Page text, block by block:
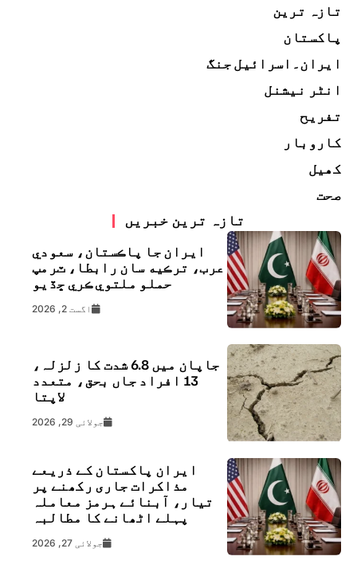
تازہ ترین
پاکستان
ایران۔اسرائیل جنگ
انٹر نیشنل
تفریح
کاروبار
کھیل
صحت
تازہ ترین خبریں
ايران جا پاڪستان، سعودي
عرب، ترڪيه سان رابطا، ٽرمپ
حملو ملتوي ڪري ڇڏيو
اگست 2, 2026
جاپان میں 6.8 شدت کا زلزلہ،
13 افراد جاں بحق، متعدد
لاپتا
جولائی 29, 2026
ایران پاکستان کے ذریعے
مذاکرات جاری رکھنے پر
تیار، آبنائے ہرمز معاملہ
پہلے اٹھانے کا مطالبہ
جولائی 27, 2026